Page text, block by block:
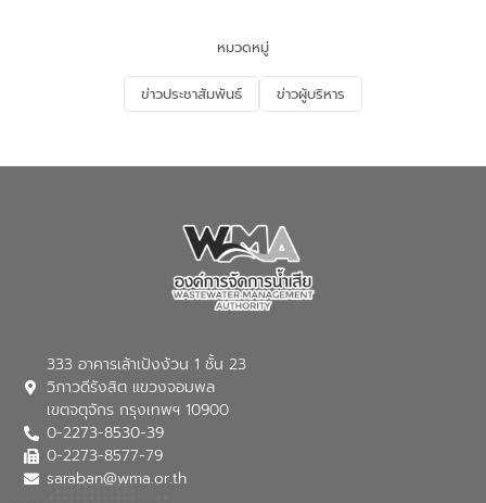
ด้านน้ำของประเทศ และเตรียมความพร้อม
รองรับการเติบโตของเมือง รวมถึงการ
ลงทุนในอุตสาหกรรมแห่งอนาคต ตลอดจน
มุ่งตอบโจทย์ความท้าทายจากวิกฤตการ
ในครั้งนี้เป็นการดึงจุดแข็งและความ
(อจน.) มาผสานกับประสบการณ์และ
เทคโนโลยีโครงข่ายน้ำครบวงจรในพื้นที่ EEC
ของอีสท์ วอเตอร์ เพื่อร่วมกันศึกษา
เทคโนโลยีการปรับปรุงคุณภาพน้ำ (Water
Reuse) และพัฒนารูปแบบการดำเนินงาน
ใช้น้ำที่พุ่งสูงขึ้นจากการขยายตัวของ
การองค์การจัดการน้ำเสีย กล่าวถึงภารกิจ
หมวดหมู่
ข่าวประชาสัมพันธ์ ข่าวผู้บริหาร
333 อาคารเล้าเป้งง้วน 1 ชั้น 23
วิภาวดีรังสิต แขวงจอมพล
เขตจตุจักร กรุงเทพฯ 10900
0-2273-8530-39
0-2273-8577-79
saraban@wma.or.th